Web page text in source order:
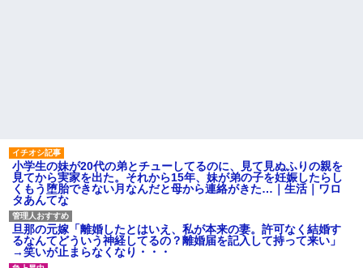
小学生の妹が20代の弟とチューしてるのに、見て見ぬふりの親を
見てから実家を出た。それから15年、妹が弟の子を妊娠したらし
くもう堕胎できない月なんだと母から連絡がきた…｜生活｜ワロ
タあんてな
旦那の元嫁「離婚したとはいえ、私が本来の妻。許可なく結婚す
るなんてどういう神経してるの？離婚届を記入して持って来い」
→笑いが止まらなくなり・・・